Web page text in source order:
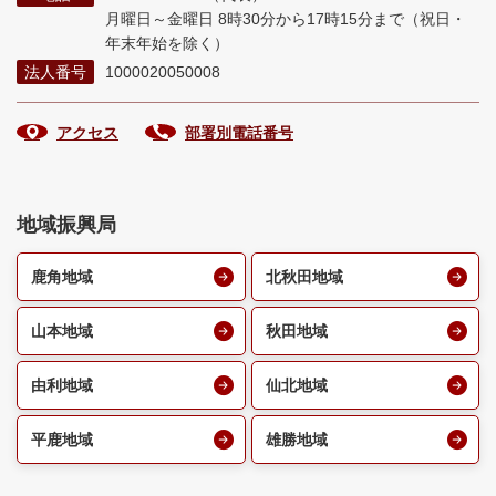
月曜日～金曜日 8時30分から17時15分まで （祝日・
年末年始を除く）
法人番号
1000020050008
アクセス 部署別電話番号
地域振興局
鹿角地域 北秋田地域
山本地域 秋田地域
由利地域 仙北地域
平鹿地域 雄勝地域